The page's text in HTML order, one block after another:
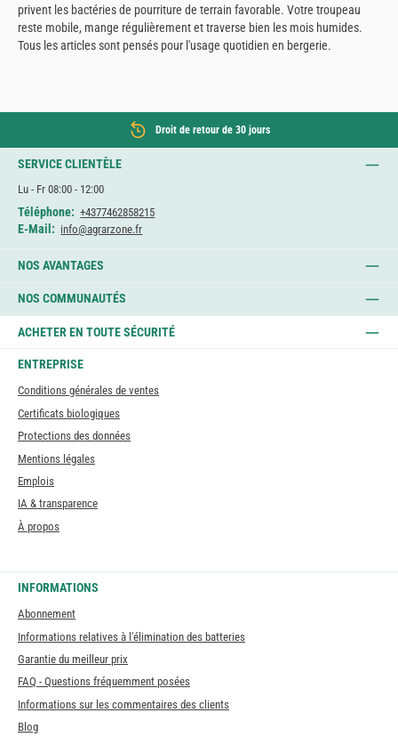
privent les bactéries de pourriture de terrain favorable. Votre troupeau
reste mobile, mange régulièrement et traverse bien les mois humides.
Tous les articles sont pensés pour l'usage quotidien en bergerie.
Droit de retour de 30 jours
SERVICE CLIENTÈLE
Lu - Fr 08:00 - 12:00
Téléphone: +4377462858215
E-Mail: info@agrarzone.fr
NOS AVANTAGES
NOS COMMUNAUTÉS
ACHETER EN TOUTE SÉCURITÉ
ENTREPRISE
Conditions générales de ventes
Certificats biologiques
Protections des données
Mentions légales
Emplois
IA & transparence
À propos
INFORMATIONS
Abonnement
Informations relatives à l'élimination des batteries
Garantie du meilleur prix
FAQ - Questions fréquemment posées
Informations sur les commentaires des clients
Blog